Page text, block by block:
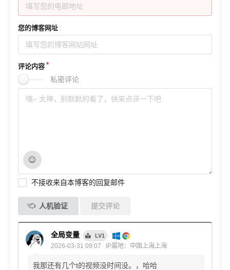
您的博客网址
评论内容
私密评论
不接收来自本博客的回复邮件
人机验证 提交评论
全局变量 LV1
2026-03-31 09:07 IP属地：中国上海上海
我那还有几个t的视频没时间没。，哈哈